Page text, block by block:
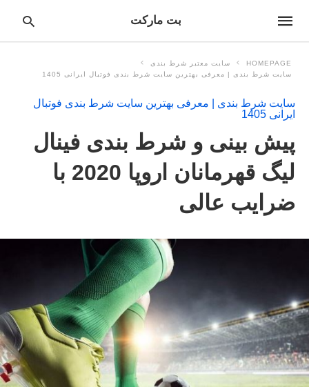
بت مارکت
HOMEPAGE
سایت معتبر شرط بندی
سایت شرط بندی | معرفی بهترین سایت شرط بندی فوتبال ایرانی 1405
سایت شرط بندی | معرفی بهترین سایت شرط بندی فوتبال
ایرانی 1405
پیش بینی و شرط بندی فینال
لیگ قهرمانان اروپا 2020 با
ضرایب عالی